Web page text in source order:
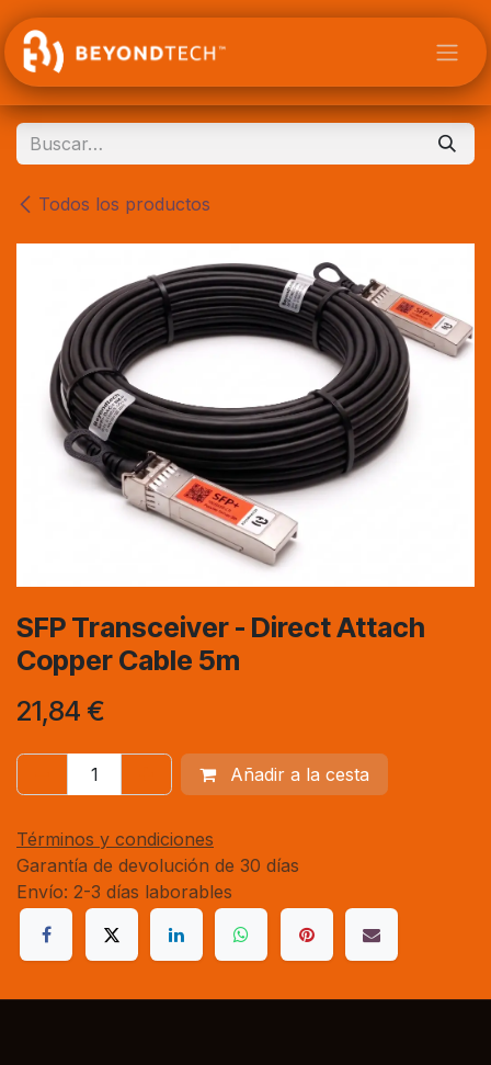
Ir al contenido
Todos los productos
SFP Transceiver - Direct Attach
Copper Cable 5m
21,84 €
Añadir a la cesta
Términos y condiciones
Garantía de devolución de 30 días
Envío: 2-3 días laborables